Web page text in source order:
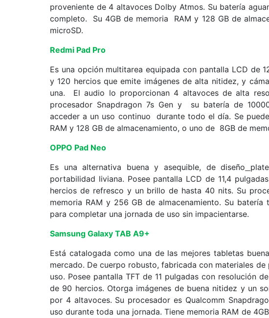
proveniente de 4 altavoces Dolby Atmos. Su batería
completo. Su 4GB de memoria RAM y 128 GB de
microSD.
Redmi Pad Pro
Es una opción multitarea equipada con pantalla LCD de
y 120 hercios que emite imágenes de alta nitidez, y
una. El audio lo proporcionan 4 altavoces de alta
procesador Snapdragon 7s Gen y su batería de
acceder a un uso continuo durante todo el día. Se
RAM y 128 GB de almacenamiento, o uno de 8GB de
OPPO Pad Neo
Es una alternativa buena y asequible, de diseño
portabilidad liviana. Posee pantalla LCD de 11,4
hercios de refresco y un brillo de hasta 40 nits. Su
memoria RAM y 256 GB de almacenamiento. Su
para completar una jornada de uso sin impacientarse.
Samsung Galaxy TAB A9+
Está catalogada como una de las mejores tabletas
mercado. De cuerpo robusto, fabricada con materiales
uso. Posee pantalla TFT de 11 pulgadas con resolución
de 90 hercios. Otorga imágenes de buena nitidez y un
por 4 altavoces. Su procesador es Qualcomm
uso durante toda una jornada. Tiene memoria RAM de